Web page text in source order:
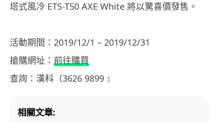
塔式風冷 ETS-T50 AXE White 將以驚喜價發售。
活動期間：2019/12/1 – 2019/12/31
搶購網址： 前往購買
查詢：漢科（3626 9899﹞
相關文章: